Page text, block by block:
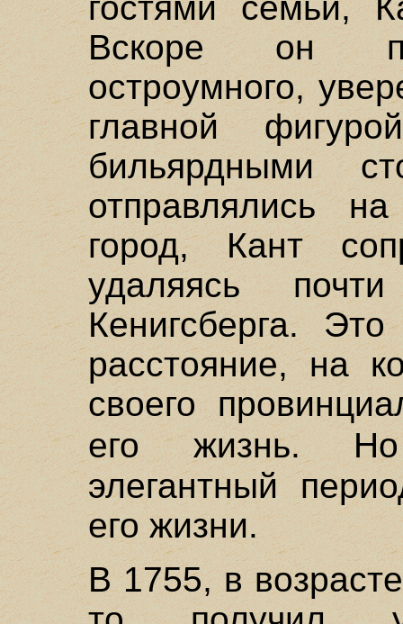
Вскоре он
остроумного,
главной
бильярдными
отправлялись
город, Кант
удаляясь
Кенигсберга.
расстояние, на
своего
его жизнь.
элегантный
его жизни.
В 1755, в